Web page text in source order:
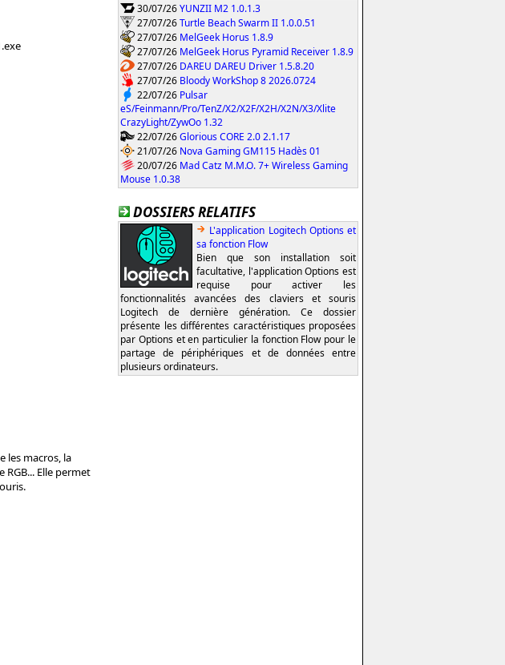
les macros, la
Elle permet
30/07/26YUNZII M2 1.0.1.3
27/07/26Turtle Beach Swarm II 1.0.0.51
27/07/26 MelGeek Horus 1.8.9
27/07/26 MelGeek Horus Pyramid Receiver 1.8.9
27/07/26 DAREU DAREU Driver 1.5.8.20
27/07/26 Bloody WorkShop 8 2026.0724
22/07/26 Pulsar
eS/Feinmann/Pro/TenZ/X2/X2F/X2H/X2N/X3/Xlite
CrazyLight/ZywOo 1.32
22/07/26Glorious CORE 2.0 2.1.17
21/07/26 Nova Gaming GM115 Hadès 01
20/07/26 Mad Catz M.M.O. 7+ Wireless Gaming
Mouse 1.0.38
DOSSIERS RELATIFS
L'application Logitech Options et
sa fonction Flow
Bien que son installation soit
facultative, l'application Options est
requise pour activer les
fonctionnalités avancées des claviers et souris
Logitech de dernière génération. Ce dossier
présente les différentes caractéristiques proposées
par Options et en particulier la fonction Flow pour le
partage de périphériques et de données entre
plusieurs ordinateurs.